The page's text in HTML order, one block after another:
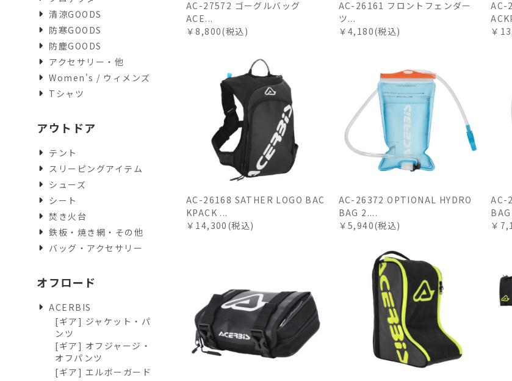
AC-27572 ゴーグルバッグ
ACE...
￥8,800(税込)
AC-26161 フロントフェンダー
ツ...
￥4,180(税込)
AC-
￥
AC-26168 SATHER LOGO BAC
KPACK ...
￥14,300(税込)
AC-26372 OPTIONAL HYDRO
BAG 2....
￥5,940(税込)
AC-
￥
清涼GOODS
防寒GOODS
防塵GOODS
アクセサリー・他
Women's / ウィメンズ
Tシャツ
アウトドア
テント
スリーピングアイテム
シューズ
シート
焚き火台
鉄板・焼き網・その他
バッグ・アクセサリー
オフロード
ACERBIS
[ギア] ジャケット・パ
ンツ
[ギア] オフジャージ・
オフパンツ
[ギア] エルボーガード